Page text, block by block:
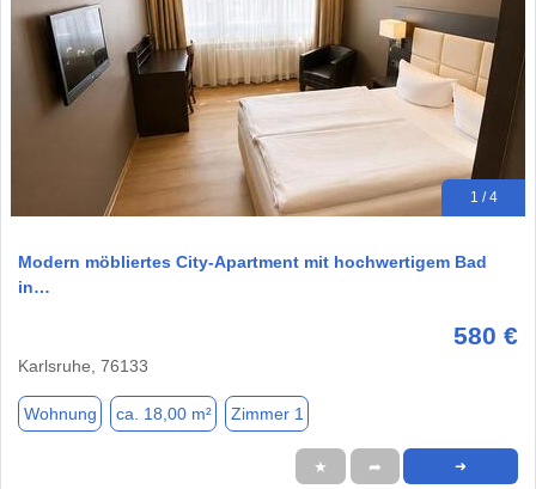
1 / 4
Modern möbliertes City-Apartment mit hochwertigem Bad
in…
580 €
Karlsruhe, 76133
Wohnung ca. 18,00 m² Zimmer 1
★ ➦ ➜